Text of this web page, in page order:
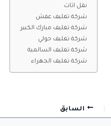
نقل اثاث
شركة تغليف عفش
شركة تغليف مبارك الكبير
شركة تغليف حولي
شركة تغليف السالمية
شركة تغليف الجهراء
السابق